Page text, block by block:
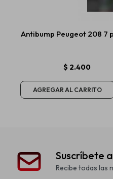
Antibump Peugeot 208 7
$ 2.400
Suscríbete
Recibe todas las